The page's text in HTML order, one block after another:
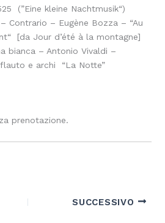
(”Eine kleine Nachtmusik“)
Contrario – Eugène Bozza – “Au
[da Jour d’été à la montagne]
bianca – Antonio Vivaldi –
e archi “La Notte”
prenotazione.
SUCCESSIVO